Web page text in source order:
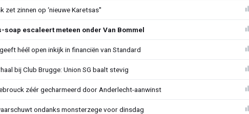
zet zinnen op ‘nieuwe Karetsas''
soap escaleert meteen onder Van Bommel
héél open inkijk in financiën van Standard
bij Club Brugge: Union SG baalt stevig
zéér gecharmeerd door Anderlecht-aanwinst
ondanks monsterzege voor dinsdag